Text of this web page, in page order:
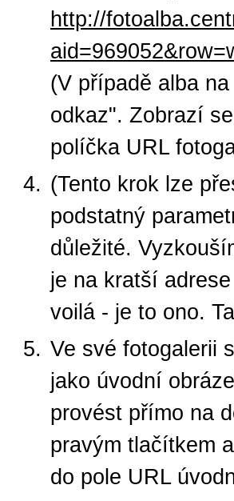
http://
(V případě alba
odkaz". Zobrazí
políčka URL
(Tento krok lze
podstatný
důležité.
je na kratší adrese
voilá - je to ono.
Ve své fotogalerii
jako úvodní
provést přímo na
pravým tlačítkem
do pole URL